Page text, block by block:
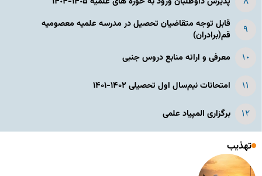
قابل توجه متقاضیان تحصیل در مدرسه علمیه معصومیه
قم(برادران)
معرفی و ارائه منابع دروس جنبی
امتحانات نیم‌سال اول تحصیلی ۱۴۰۲-۱۴۰۱
برگزاری المپیاد علمی
تهذیب